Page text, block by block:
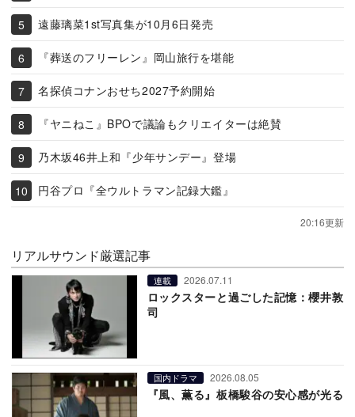
遠藤璃菜1st写真集が10月6日発売
『葬送のフリーレン』岡山旅行を堪能
名探偵コナンおせち2027予約開始
『ヤニねこ』BPOで議論もクリエイターは絶賛
乃木坂46井上和『少年サンデー』登場
円谷プロ『全ウルトラマン記録大鑑』
20:16更新
リアルサウンド厳選記事
連載 2026.07.11
ロックスターと過ごした記憶：櫻井敦
司
国内ドラマ 2026.08.05
『風、薫る』板橋駿谷の安心感が光る